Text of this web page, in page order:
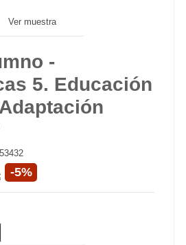
Ver muestra
-
5. Educación
-5%